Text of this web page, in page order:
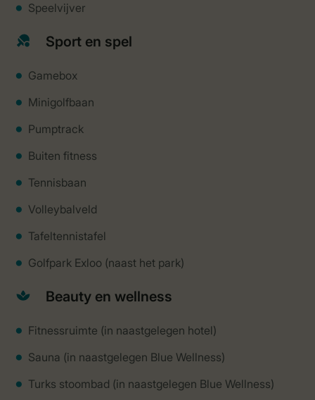
Speelvijver
Sport en spel
Gamebox
Minigolfbaan
Pumptrack
Buiten fitness
Tennisbaan
Volleybalveld
Tafeltennistafel
Golfpark Exloo (naast het park)
Beauty en wellness
Fitnessruimte (in naastgelegen hotel)
Sauna (in naastgelegen Blue Wellness)
Turks stoombad (in naastgelegen Blue Wellness)